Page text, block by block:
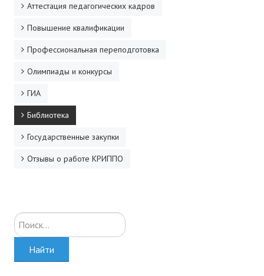
Аттестация педагогических кадров
Повышение квалификации
Профессиональная переподготовка
Олимпиады и конкурсы
ГИА
Библиотека
Государственные закупки
Отзывы о работе КРИППО
Искать...
Найти